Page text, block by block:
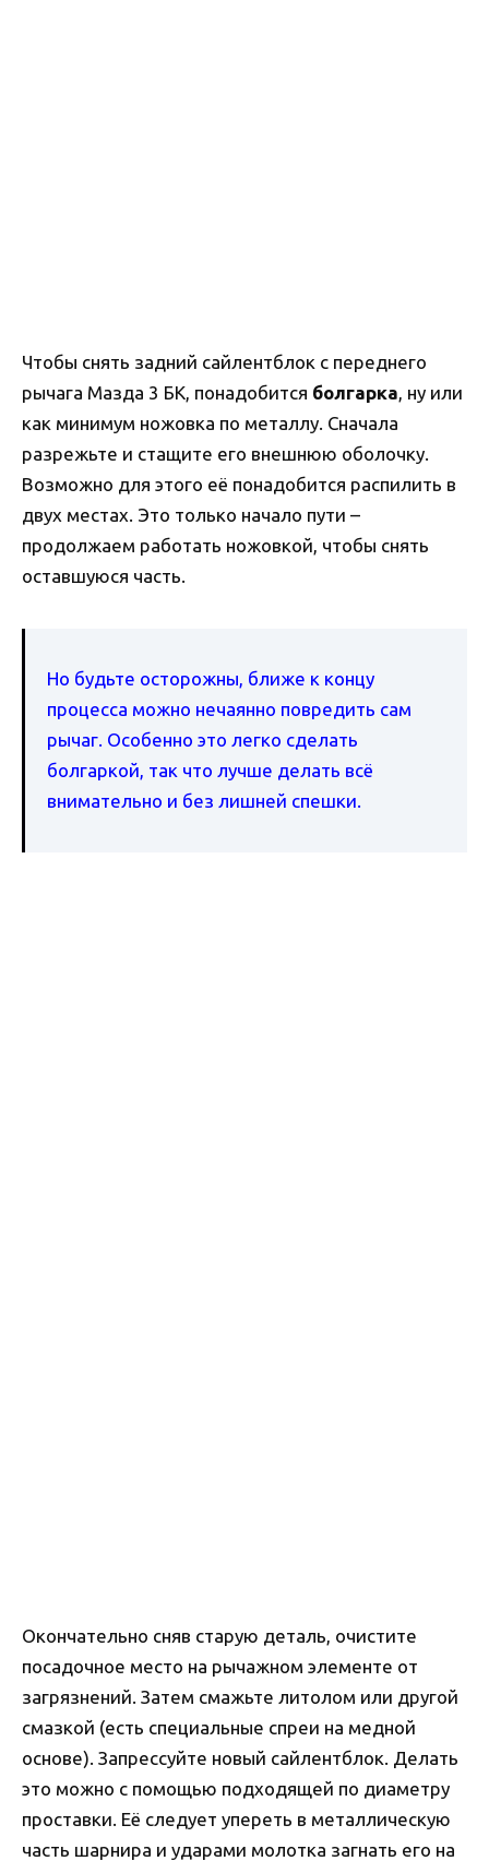
Чтобы снять задний сайлентблок с переднего
рычага Мазда 3 БК, понадобится болгарка , ну или
как минимум ножовка по металлу. Сначала
разрежьте и стащите его внешнюю оболочку.
Возможно для этого её понадобится распилить в
двух местах. Это только начало пути –
продолжаем работать ножовкой, чтобы снять
оставшуюся часть.
Но будьте осторожны, ближе к концу
процесса можно нечаянно повредить сам
рычаг. Особенно это легко сделать
болгаркой, так что лучше делать всё
внимательно и без лишней спешки.
Окончательно сняв старую деталь, очистите
посадочное место на рычажном элементе от
загрязнений. Затем смажьте литолом или другой
смазкой (есть специальные спреи на медной
основе). Запрессуйте новый сайлентблок. Делать
это можно с помощью подходящей по диаметру
проставки. Её следует упереть в металлическую
часть шарнира и ударами молотка загнать его на